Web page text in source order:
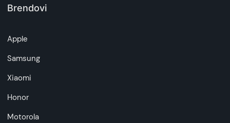
artikala budu što tačnije i detaljnije ali ne može
da garantuje da su svi podaci apsolutno ispravni.
Brendovi
Apple
Samsung
Xiaomi
Honor
Motorola